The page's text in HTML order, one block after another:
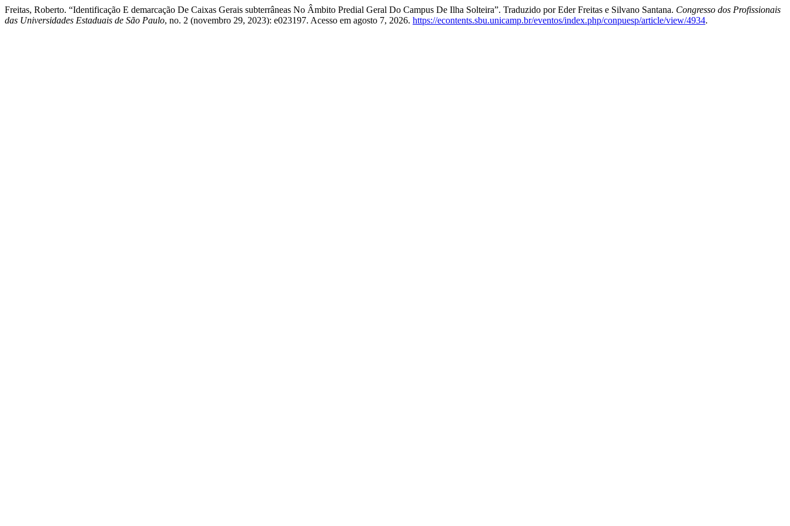
Freitas, Roberto. “Identificação E demarcação De Caixas Gerais subterrâneas No Âmbito Predial Geral Do Campus De Ilha Solteira”. Traduzido por Eder Freitas e Silvano Santana. Congresso dos Profissionais
das Universidades Estaduais de São Paulo, no. 2 (novembro 29, 2023): e023197. Acesso em agosto 7, 2026. https://econtents.sbu.unicamp.br/eventos/index.php/conpuesp/article/view/4934.